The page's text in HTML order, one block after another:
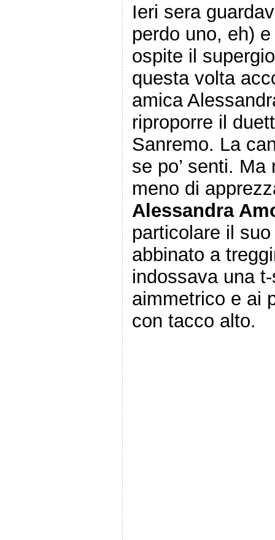
Ieri sera
perdo uno, eh)
ospite il
questa volta
amica
riproporre il
Sanremo. La
se po’ senti.
meno di
Alessandra
particolare il
abbinato a
indossava una
aimmetrico e ai
con tacco alto.